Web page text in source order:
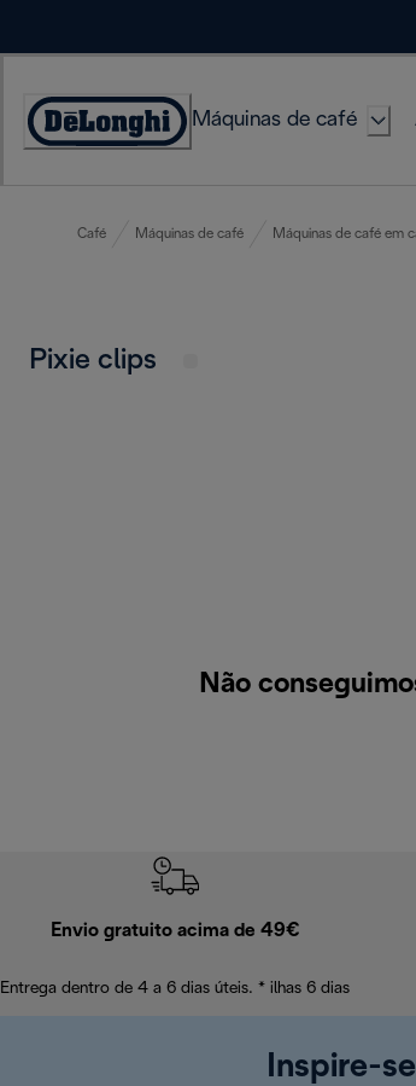
Accessibility
Máquinas de café
Café Máquinas de café Máquinas de café em
Pixie clips
Não
Envio gratuito acima de 49€
Entrega dentro de 4 a 6 dias úteis. * ilhas 6 dias
Inspire-